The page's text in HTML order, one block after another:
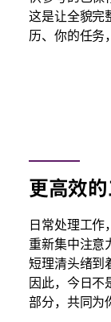
这是让全貌完
历、你的任务
更高效
日常处理工作
重新集中注意
短理清头绪到
因此，今日不
部分，共同为